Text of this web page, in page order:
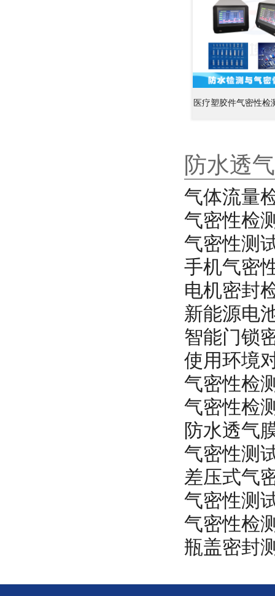
医疗塑胶件气密性检
防水透
气体流量
气密性检
气密性测
手机气密
电机密封
新能源电
智能门锁
使用环境
气密性检
气密性检
防水透气
气密性测
差压式气
气密性测
气密性检
瓶盖密封